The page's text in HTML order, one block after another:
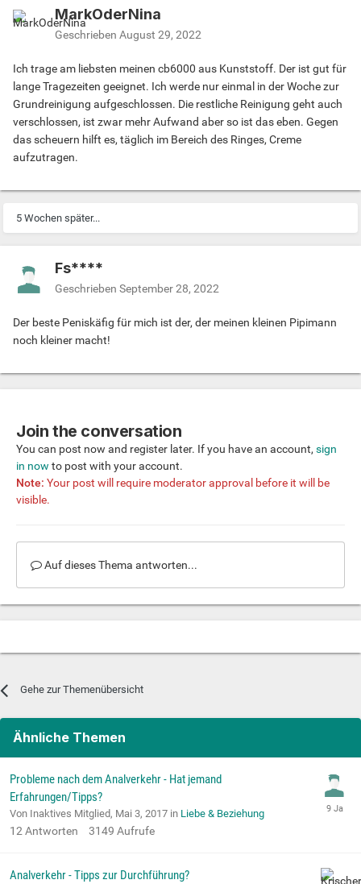
MarkOderNina
Geschrieben August 29, 2022
Ich trage am liebsten meinen cb6000 aus Kunststoff. Der ist gut für
lange Tragezeiten geeignet. Ich werde nur einmal in der Woche zur
Grundreinigung aufgeschlossen. Die restliche Reinigung geht auch
verschlossen, ist zwar mehr Aufwand aber so ist das eben. Gegen
das scheuern hilft es, täglich im Bereich des Ringes, Creme
aufzutragen.
5 Wochen später...
Fs****
Geschrieben September 28, 2022
Der beste Peniskäfig für mich ist der, der meinen kleinen Pipimann
noch kleiner macht!
Join the conversation
You can post now and register later. If you have an account, sign
in now to post with your account.
Note: Your post will require moderator approval before it will be
visible.
Auf dieses Thema antworten...
Gehe zur Themenübersicht
Ähnliche Themen
Probleme nach dem Analverkehr - Hat jemand
Erfahrungen/Tipps?
Von Inaktives Mitglied, Mai 3, 2017 in Liebe & Beziehung
12Antworten 3149 Aufrufe
Analverkehr - Tipps zur Durchführung?